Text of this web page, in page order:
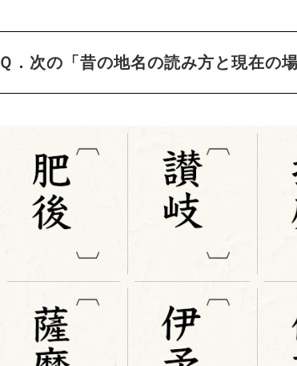
Ｑ．次の「昔の地名の読み方と現在の